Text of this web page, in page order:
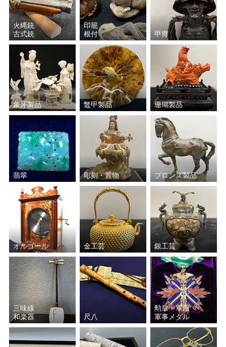
火縄銃
古式銃
印籠
根付
甲冑
象牙製品 鼈甲製品 珊瑚製品
翡翠 彫刻・置物 ブロンズ製品
オルゴール 金工芸 銀工芸
三味線
和楽器
尺八
勲章・軍服
軍事メダル